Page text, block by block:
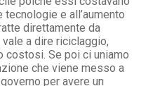
e all’aumento
direttamente da
a dire riciclaggio,
costosi. Se poi ci uniamo
che viene messo a
per avere un